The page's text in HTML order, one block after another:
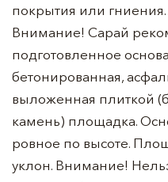
покрытия или гниения.
Внимание! Сарай
подготовленное
бетонированная,
выложенная плиткой
камень) площадка.
ровное по высоте.
уклон. Внимание!